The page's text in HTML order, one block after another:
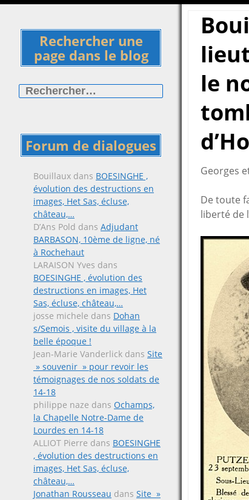
Rechercher une
page dans le blog
Forum de dialogues
Bouillaux dans BOESINGHE ,
évolution des destructions en
images, Het Sas, écluse,
château,…
D’Ans Pold dans Adjudant
BARBASON, 10ème de ligne, né
à Rochehaut
LARAISON Yves dans
BOESINGHE , évolution des
destructions en images, Het
Sas, écluse, château,…
josse michele dans Dohan
s/Semois , visite du village à la
belle époque !
Jean-Marie Vanderlick dans Site
» souvenir » pour revoir les
témoignages de nos soldats de
14-18
philippe naze dans Ochamps,
la Chapelle Notre-Dame de
Lourdes en 14-18
ALLIOT Pierre dans BOESINGHE
, évolution des destructions en
images, Het Sas, écluse,
château,…
Jonathan Rousseau dans Site »
le
Georges
De toute
liberté de